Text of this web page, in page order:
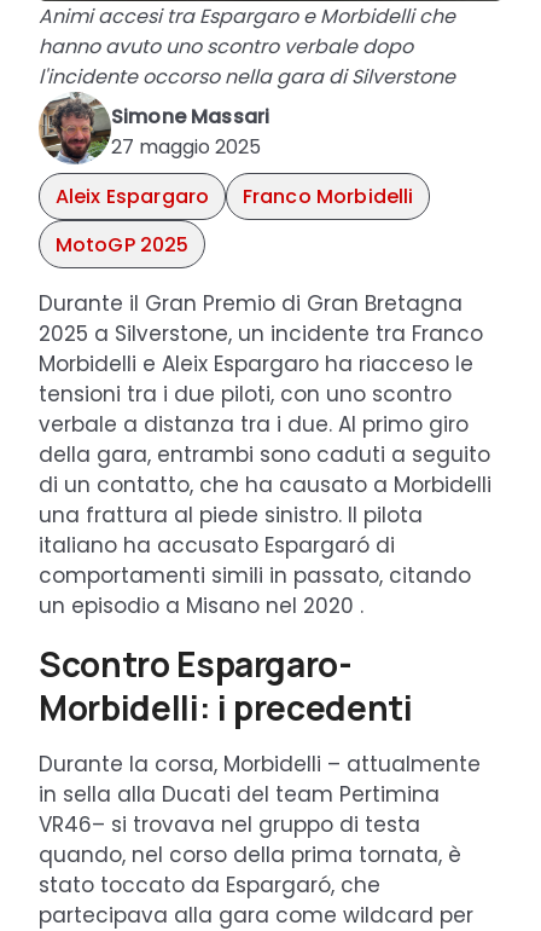
Animi accesi tra Espargaro e Morbidelli che
hanno avuto uno scontro verbale dopo
l'incidente occorso nella gara di Silverstone
Simone Massari
27 maggio 2025
Aleix Espargaro
Franco Morbidelli
MotoGP 2025
Durante il Gran Premio di Gran Bretagna
2025 a Silverstone, un incidente tra Franco
Morbidelli e Aleix Espargaro ha riacceso le
tensioni tra i due piloti, con uno scontro
verbale a distanza tra i due. Al primo giro
della gara, entrambi sono caduti a seguito
di un contatto, che ha causato a Morbidelli
una frattura al piede sinistro. Il pilota
italiano ha accusato Espargaró di
comportamenti simili in passato, citando
un episodio a Misano nel 2020 .
Scontro Espargaro-
Morbidelli: i precedenti
Durante la corsa, Morbidelli – attualmente
in sella alla Ducati del team Pertimina
VR46– si trovava nel gruppo di testa
quando, nel corso della prima tornata, è
stato toccato da Espargaró, che
partecipava alla gara come wildcard per